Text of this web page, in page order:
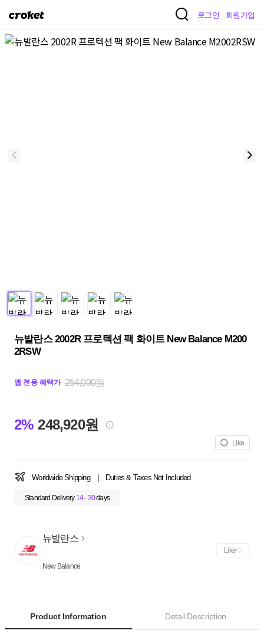
크
켓
로그인 회원가입
뉴발란스 2002R 프로텍션 팩 화이트 New Balance M200
2RSW
앱 전용 혜택가 254,000원
2% 248,920원
Like
Worldwide Shipping Duties & Taxes Not Included
Standard Delivery 14 - 30days
뉴발란스
New Balance
Like
Product Information Detail Description